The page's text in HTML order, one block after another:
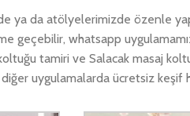
ya da atölyelerimizde özenle
geçebilir, whatsapp
tamiri ve Salacak masaj
uygulamalarda ücretsiz